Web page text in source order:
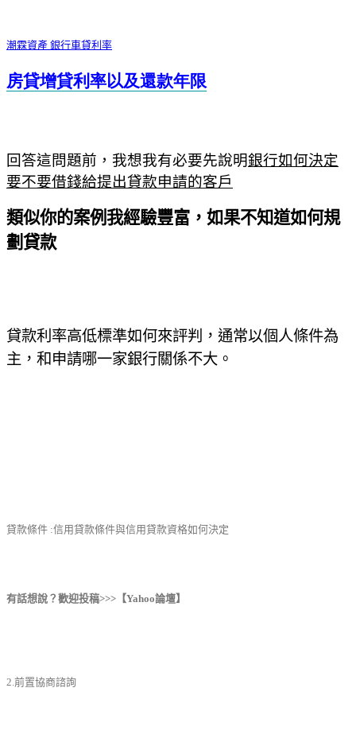
潮霖資產 銀行車貸利率
房貸增貸利率以及還款年限
回答這問題前，我想我有必要先說明銀行如何決定
要不要借錢給提出貸款申請的客戶
類似你的案例我經驗豐富，如果不知道如何規
劃貸款
貸款利率高低標準如何來評判，通常以個人條件為
主，和申請哪一家銀行關係不大。
貸款條件 :信用貸款條件與信用貸款資格如何決定
有話想說？歡迎投稿>>>【Yahoo論壇】
2.前置協商諮詢